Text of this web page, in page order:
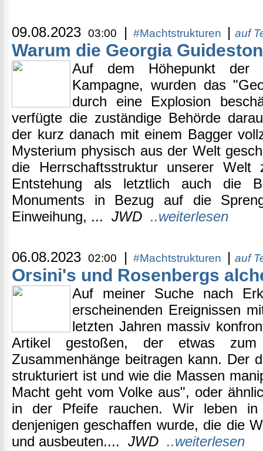
09.08.2023 03:00 | #Machtstrukturen | auf
Warum die Georgia
Auf dem Höhepunkt der
Kampagne, wurden das
durch eine Explosion
verfügte die zuständige Behörde
der kurz danach mit einem Bagger
Mysterium physisch aus der Welt
die Herrschaftsstruktur unserer
Entstehung als letztlich auch die
Monuments in Bezug auf die
Einweihung, ... JWD ..weiterlesen
06.08.2023 02:00 | #Machtstrukturen | auf
Orsini's und Rosenbergs
Auf meiner Suche nach
erscheinenden Ereignissen
letzten Jahren massiv
Artikel gestoßen, der etwas zum
Zusammenhänge beitragen kann. Der
strukturiert ist und wie die Massen
Macht geht vom Volke aus", oder
in der Pfeife rauchen. Wir leben in
denjenigen geschaffen wurde, die die
und ausbeuten.... JWD ..weiterlesen